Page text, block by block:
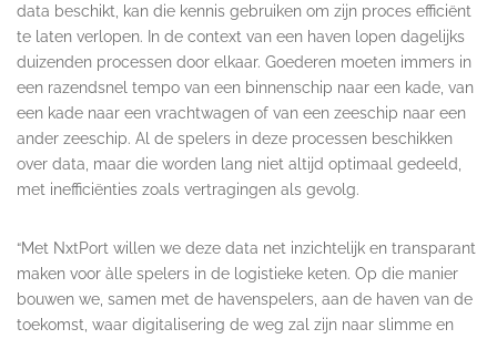
data beschikt, kan die kennis gebruiken om zijn proces efficiënt
te laten verlopen. In de context van een haven lopen dagelijks
duizenden processen door elkaar. Goederen moeten immers in
een razendsnel tempo van een binnenschip naar een kade, van
een kade naar een vrachtwagen of van een zeeschip naar een
ander zeeschip. Al de spelers in deze processen beschikken
over data, maar die worden lang niet altijd optimaal gedeeld,
met inefficiënties zoals vertragingen als gevolg.
“Met NxtPort willen we deze data net inzichtelijk en transparant
maken voor àlle spelers in de logistieke keten. Op die manier
bouwen we, samen met de havenspelers, aan de haven van de
toekomst, waar digitalisering de weg zal zijn naar slimme en